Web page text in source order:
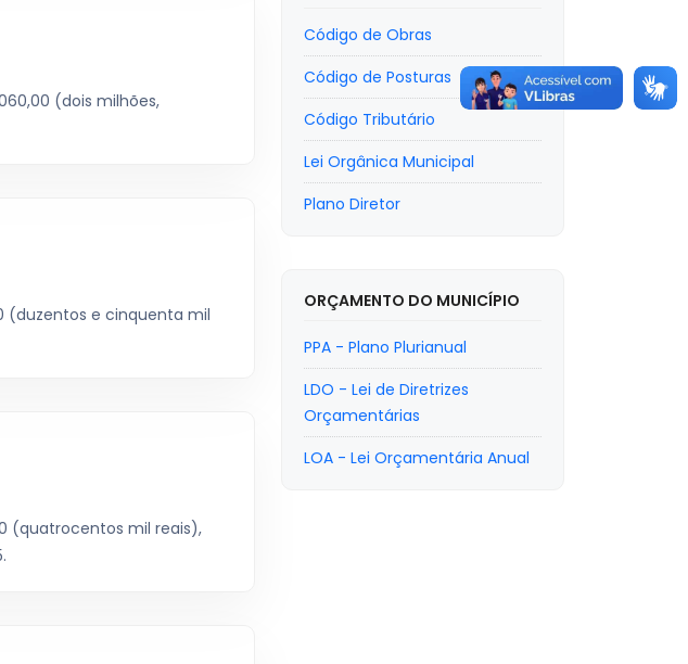
(dois milhões,
(duzentos e cinquenta mil
(quatrocentos mil reais),
Código de Obras
Código de Posturas
Código Tributário
Lei Orgânica Municipal
Plano Diretor
ORÇAMENTO DO MUNICÍPIO
PPA - Plano Plurianual
LDO - Lei de Diretrizes
Orçamentárias
LOA - Lei Orçamentária Anual